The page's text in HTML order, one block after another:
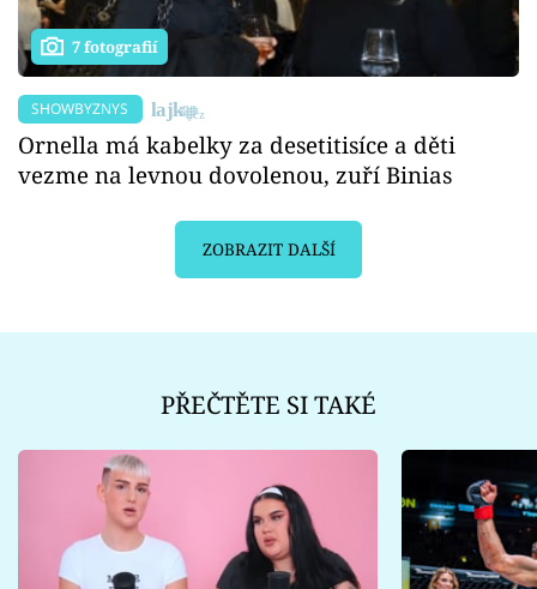
7 fotografií
SHOWBYZNYS
Ornella má kabelky za desetitisíce a děti
vezme na levnou dovolenou, zuří Binias
ZOBRAZIT DALŠÍ
PŘEČTĚTE SI TAKÉ